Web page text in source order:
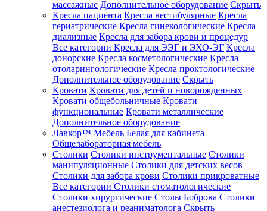
массажные Дополнительное оборудование Скрыть
Кресла пациента Кресла вестибулярные Кресла
гериатрические Кресла гинекологические Кресла
диализные Кресла для забора крови и процедур
Все категории Кресла для ЭЭГ и ЭХО-ЭГ Кресла
донорские Кресла косметологические Кресла
отоларингологические Кресла проктологические
Дополнительное оборудование Скрыть
Кровати Кровати для детей и новорожденных
Кровати общебольничные Кровати
функциональные Кровати металлические
Дополнительное оборудование
Лавкор™ Мебель Белая для кабинета
Общелабораторная мебель
Столики Столики инструментальные Столики
манипуляционные Столики для детских весов
Столики для забора крови Столики прикроватные
Все категории Столики стоматологические
Столики хирургические Столы Боброва Столики
анестезиолога и реаниматолога Скрыть